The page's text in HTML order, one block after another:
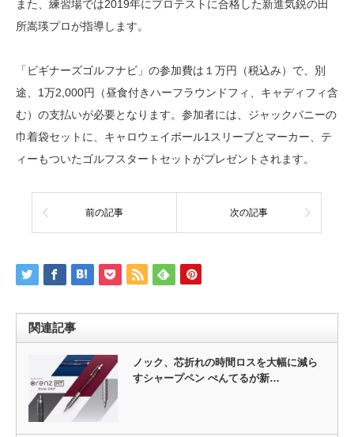
また、練習場では2019年にプロテストに合格した新進気鋭の田
所嵩瑛プロが指導します。
「ビギナーズゴルフナビ」の参加費は１万円（税込み）で、別
途、1万2,000円（昼食付きハーフラウンドフィ、キャディフィ含
む）の支払いが必要となります。参加者には、ジャックバニーの
巾着袋セットに、キャロウェイボール1スリーブとマーカー、テ
ィーもついたゴルフスタートセットがプレゼントされます。
前の記事 次の記事
関連記事
ノック、芯折れの時間ロスを大幅に減ら
すシャープペン ぺんてるが新…